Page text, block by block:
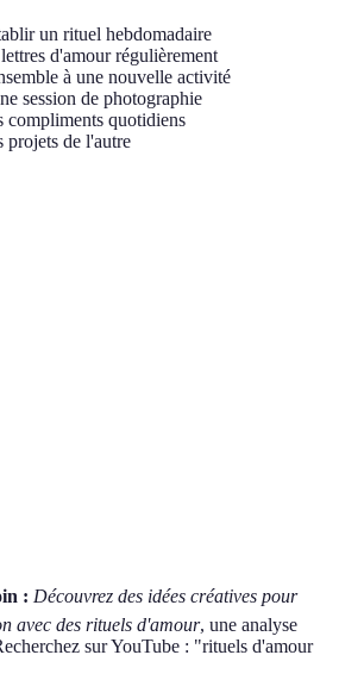
un rituel hebdomadaire
d'amour régulièrement
à une nouvelle activité
session de photographie
compliments quotidiens
projets de l'autre
: Découvrez des idées créatives pour
avec des rituels d'amour, une analyse
sur YouTube : "rituels d'amour